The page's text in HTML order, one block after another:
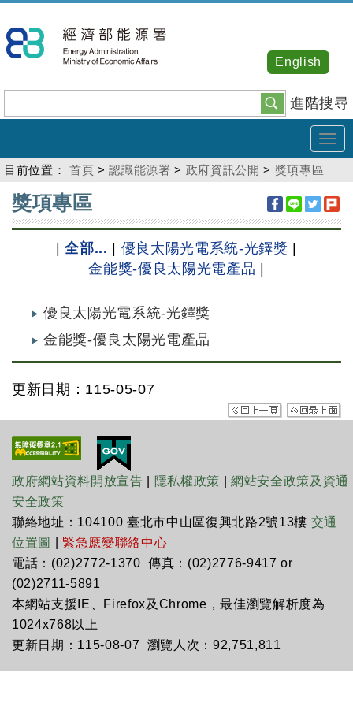
到
主
內
容
進階搜尋
English
目前位置： 首頁 >認識能源署 > 政府資訊公開 > 獎項專區
:::
獎項專區
|全部... 優良太陽光電系統-光鐸獎
金能獎-優良太陽光電產品
優良太陽光電系統-光鐸獎
金能獎-優良太陽光電產品
更新日期：115-05-07
政府網站資料開放宣告 隱私權政策 |網站安全政策及資通
安全政策
聯絡地址：104100 臺北市中山區復興北路2號13樓 交通
位置圖
緊急應變聯絡中心
電話：(02)2772-1370 傳真：(02)2776-9417 or
(02)2711-5891
本網站支援IE、Firefox及Chrome，最佳瀏覽解析度為
1024x768以上
更新日期：115-08-07 瀏覽人次：92,751,811